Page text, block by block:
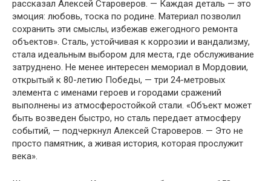
рассказал Алексей Староверов. — Каждая деталь — это
эмоция: любовь, тоска по родине. Материал позволил
сохранить эти смыслы, избежав ежегодного ремонта
объектов». Сталь, устойчивая к коррозии и вандализму,
стала идеальным выбором для места, где обслуживание
затруднено. Не менее интересен мемориал в Мордовии,
открытый к 80-летию Победы, — три 24-метровых
элемента с именами героев и городами сражений
выполнены из атмосферостойкой стали. «Объект может
быть возведен быстро, но сталь передает атмосферу
событий, — подчеркнул Алексей Староверов. — Это не
просто памятник, а живая история, которая прослужит
века».